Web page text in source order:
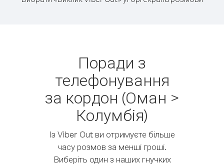
Поради з
телефонування
за кордон (Оман >
Колумбія)
Із Viber Out ви отримуєте більше
часу розмов за менші гроші.
Виберіть один з наших гнучких